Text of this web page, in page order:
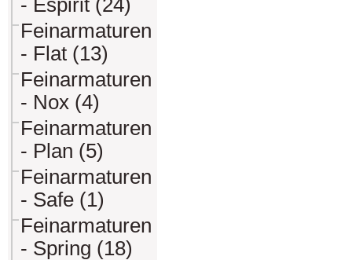
- Espirit (24)
Feinarmaturen
- Flat (13)
Feinarmaturen
- Nox (4)
Feinarmaturen
- Plan (5)
Feinarmaturen
- Safe (1)
Feinarmaturen
- Spring (18)